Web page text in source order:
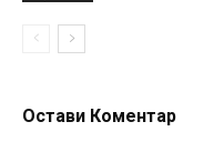
Остави Коментар